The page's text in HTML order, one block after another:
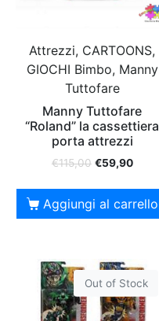
Attrezzi, CARTOONS,
GIOCHI Bimbo, Manny
Tuttofare
Manny Tuttofare
“Roland” la cassettiera
porta attrezzi
€115,00 €59,90
Aggiungi al carrello
Out of Stock